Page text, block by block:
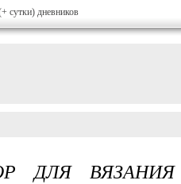
сутки) дневников
ДЛЯ